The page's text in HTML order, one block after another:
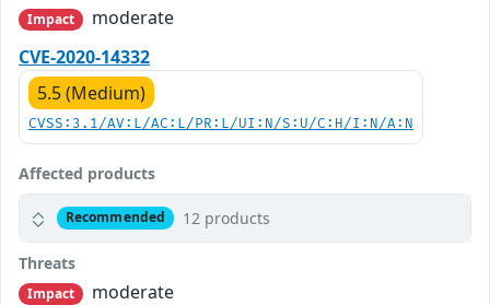
Impact
moderate
CVE-2020-14332
5.5 (Medium)
CVSS:3.1/AV:L/AC:L/PR:L/UI:N/S:U/C:H/I:N/A:N
Affected products
Recommended 12 products
Threats
Impact
moderate